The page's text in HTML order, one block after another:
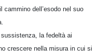
cammino dell’esodo nel suo
la fedeltà ai
crescere nella misura in cui si